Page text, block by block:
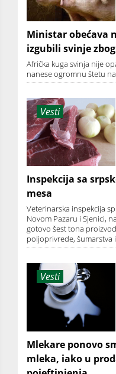
Ministar obećava
izgubili svinje
Afrička kuga svinja nije
nanese ogromnu štetu
Vesti
Inspekcija sa
mesa
Veterinarska inspekcija
Novom Pazaru i Sjenici,
gotovo šest tona
poljoprivrede, šumarstva
Vesti
Mlekare ponovo
mleka, iako u